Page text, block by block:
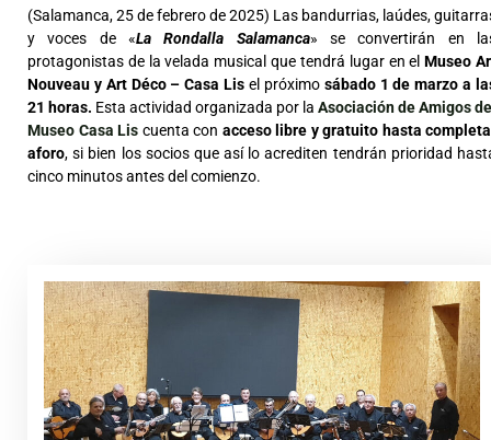
(Salamanca, 25 de febrero de 2025) Las bandurrias, laúdes,
y voces de «La Rondalla Salamanca» se convertirán en
protagonistas de la velada musical que tendrá lugar en elMuseo
Nouveau y Art Déco – Casa Lis el próximo sábado 1 de marzo a
21 horas. Esta actividad organizada por la Asociación de Amigos
Museo Casa Lis cuenta con acceso libre y gratuito hasta
aforo, si bien los socios que así lo acrediten tendrán prioridad
cinco minutos antes del comienzo.